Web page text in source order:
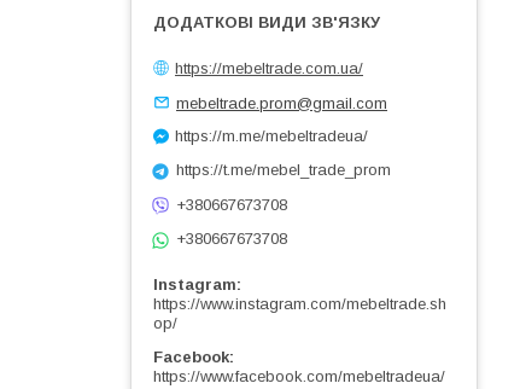
https://mebeltrade.com.ua/
mebeltrade.prom@gmail.com
https://m.me/mebeltradeua/
https://t.me/mebel_trade_prom
+380667673708
+380667673708
Instagram
https://www.instagram.com/mebeltrade.sh
op/
Facebook
https://www.facebook.com/mebeltradeua/